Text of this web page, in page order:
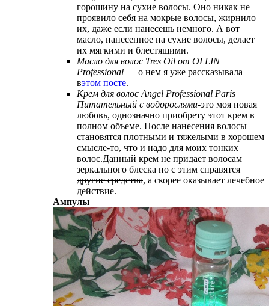
горошину на сухие волосы. Оно никак не
проявило себя на мокрые волосы, жирнило
их, даже если нанесешь немного. А вот
масло, нанесенное на сухие волосы, делает
их мягкими и блестящими.
Масло для волос Tres Oil от OLLIN
Professional — о нем я уже рассказывала
вэтом посте.
Крем для волос Angel Professional Paris
Питательный с водорослями-это моя новая
любовь, однозначно приобрету этот крем в
полном объеме. После нанесения волосы
становятся плотными и тяжелыми в хорошем
смысле-то, что и надо для моих тонких
волос.Данный крем не придает волосам
зеркального блеска но с этим справятся
другие средства, а скорее оказывает лечебное
действие.
Ампулы